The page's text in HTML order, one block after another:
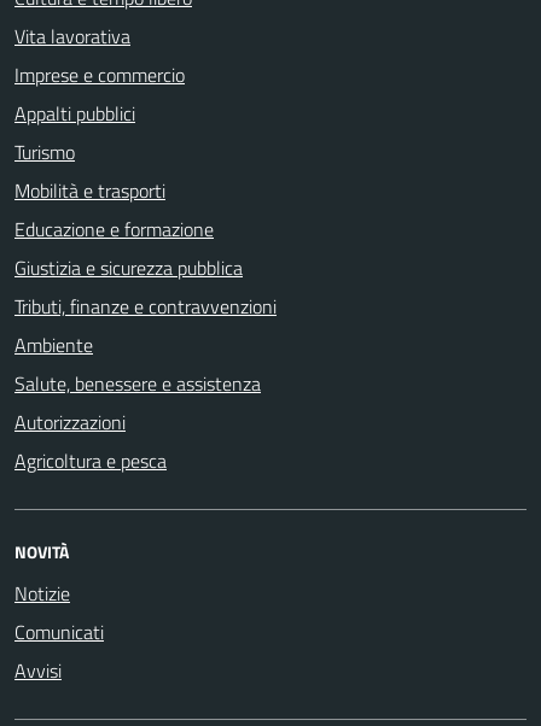
Vita lavorativa
Imprese e commercio
Appalti pubblici
Turismo
Mobilità e trasporti
Educazione e formazione
Giustizia e sicurezza pubblica
Tributi, finanze e contravvenzioni
Ambiente
Salute, benessere e assistenza
Autorizzazioni
Agricoltura e pesca
NOVITÀ
Notizie
Comunicati
Avvisi